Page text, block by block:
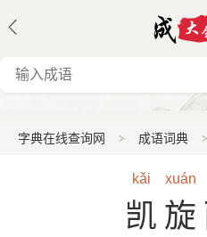
字典在线查询网 成语词典
kǎi xuán
凯